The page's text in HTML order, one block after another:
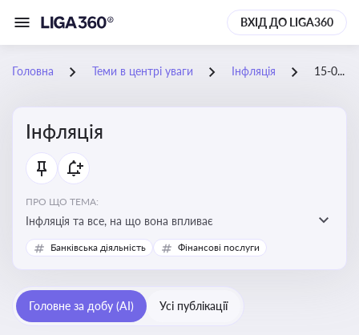
ВХІД ДО LIGA360
Головна Теми в центрі уваги Інфляція 15-04-2026
Інфляція
ПРО ЩО ТЕМА:
Інфляція та все, на що вона впливає
Банківська діяльність Фінансові послуги
Головне за добу (AI) Усі публікації